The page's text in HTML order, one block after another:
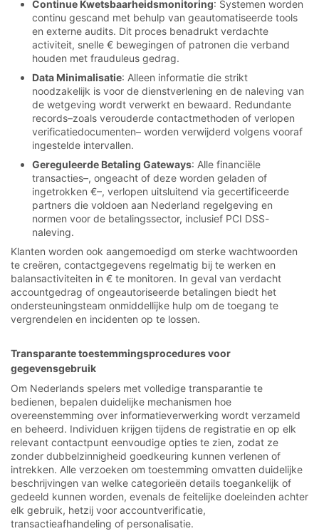
Continue Kwetsbaarheidsmonitoring: Systemen worden
continu gescand met behulp van geautomatiseerde tools
en externe audits. Dit proces benadrukt verdachte
activiteit, snelle € bewegingen of patronen die verband
houden met frauduleus gedrag.
Data Minimalisatie: Alleen informatie die strikt
noodzakelijk is voor de dienstverlening en de naleving van
de wetgeving wordt verwerkt en bewaard. Redundante
records–zoals verouderde contactmethoden of verlopen
verificatiedocumenten– worden verwijderd volgens vooraf
ingestelde intervallen.
Gereguleerde Betaling Gateways: Alle financiële
transacties–, ongeacht of deze worden geladen of
ingetrokken €–, verlopen uitsluitend via gecertificeerde
partners die voldoen aan Nederland regelgeving en
normen voor de betalingssector, inclusief PCI DSS-
naleving.
Klanten worden ook aangemoedigd om sterke wachtwoorden
te creëren, contactgegevens regelmatig bij te werken en
balansactiviteiten in € te monitoren. In geval van verdacht
accountgedrag of ongeautoriseerde betalingen biedt het
ondersteuningsteam onmiddellijke hulp om de toegang te
vergrendelen en incidenten op te lossen.
Transparante toestemmingsprocedures voor
gegevensgebruik
Om Nederlands spelers met volledige transparantie te
bedienen, bepalen duidelijke mechanismen hoe
overeenstemming over informatieverwerking wordt verzameld
en beheerd. Individuen krijgen tijdens de registratie en op elk
relevant contactpunt eenvoudige opties te zien, zodat ze
zonder dubbelzinnigheid goedkeuring kunnen verlenen of
intrekken. Alle verzoeken om toestemming omvatten duidelijke
beschrijvingen van welke categorieën details toegankelijk of
gedeeld kunnen worden, evenals de feitelijke doeleinden achter
elk gebruik, hetzij voor accountverificatie,
transactieafhandeling of personalisatie.